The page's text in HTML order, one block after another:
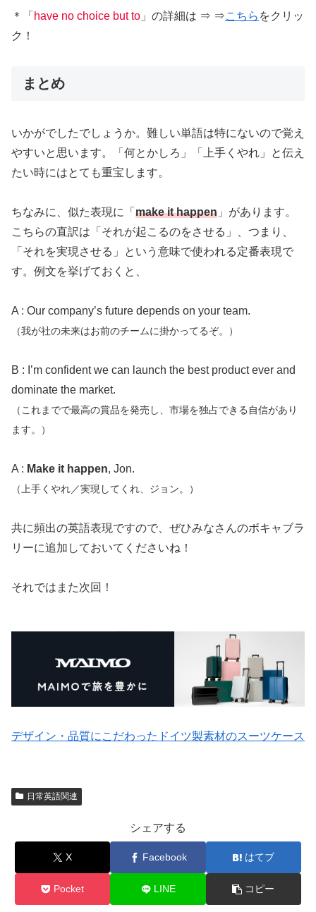
＊「 have no choice but to 」の詳細は ⇒ ⇒こちら をクリッ
ク！
まとめ
いかがでしたでしょうか。難しい単語は特にないので覚え
やすいと思います。「何とかしろ」「上手くやれ」と伝え
たい時にはとても重宝します。
ちなみに、似た表現に「 make it happen 」があります。
こちらの直訳は「それが起こるのをさせる」、つまり、
「それを実現させる」という意味で使われる定番表現で
す。例文を挙げておくと、
A : Our company’s future depends on your team.
（我が社の未来はお前のチームに掛かってるぞ。）
B : I’m confident we can launch the best product ever and
dominate the market.
（これまでで最高の賞品を発売し、市場を独占できる自信があり
ます。）
A : Make it happen, Jon.
（上手くやれ／実現してくれ、ジョン。）
共に頻出の英語表現ですので、ぜひみなさんのボキャブラ
リーに追加しておいてくださいね！
それではまた次回！
デザイン・品質にこだわったドイツ製素材のスーツケース
日常英語関連
シェアする
X Facebook はてブ
Pocket LINE コピー